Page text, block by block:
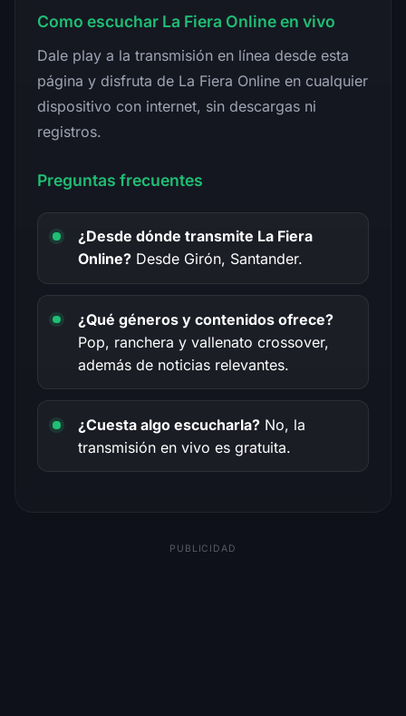
Como escuchar La Fiera Online en vivo
Dale play a la transmisión en línea desde esta
página y disfruta de La Fiera Online en cualquier
dispositivo con internet, sin descargas ni
registros.
Preguntas frecuentes
¿Desde dónde transmite La Fiera
Online? Desde Girón, Santander.
¿Qué géneros y contenidos ofrece?
Pop, ranchera y vallenato crossover,
además de noticias relevantes.
¿Cuesta algo escucharla? No, la
transmisión en vivo es gratuita.
PUBLICIDAD